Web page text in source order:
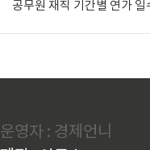
공무원 재직 기간별 연가 일
운영자 : 경제언니